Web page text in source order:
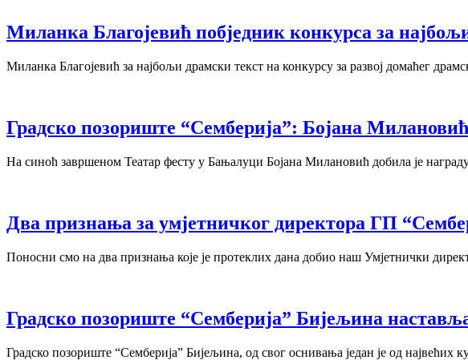
Миланка Благојевић побједник конкурса за
Миланка Благојевић за најбољи драмски текст на конкурсу за развој домаћег
Градско позориште “Семберија”: Бојана
На синоћ завршеном Театар фесту у Бањалуци Бојана Милановић добила је
Два признања за умјетничког директора ГП
Поносни смо на два признања које је протеклих дана добио наш Умјетнички
Градско позориште “Семберија” Бијељина
Градско позориште “Семберија” Бијељина, од свог оснивања један је од